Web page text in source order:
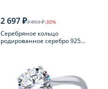
2 697 ₽3 853 ₽-30%
Серебряное кольцо
родированное серебро 925